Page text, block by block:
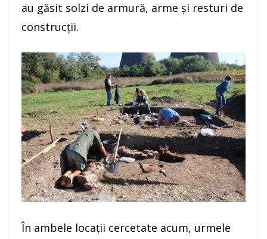
au găsit solzi de armură, arme şi resturi de
construcţii.
În ambele locaţii cercetate acum, urmele